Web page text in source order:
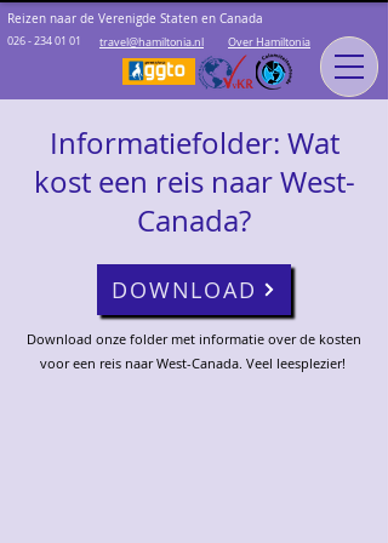
Reizen naar de Verenigde Staten en Canada
026 - 234 01 01 Over Hamiltonia
travel@hamiltonia.nl
Informatiefolder: Wat
kost een reis naar West-
Canada?
DOWNLOAD
Download onze folder met informatie over de kosten
voor een reis naar West-Canada. Veel leesplezier!